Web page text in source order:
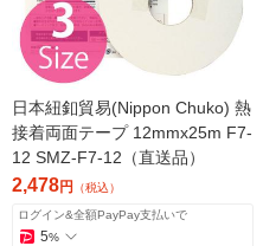
日本紐釦貿易(Nippon Chuko) 熱
接着両面テープ 12mmx25m F7-
12 SMZ-F7-12（直送品）
2,478円 （税込）
ログイン&全額PayPay支払いで
5%